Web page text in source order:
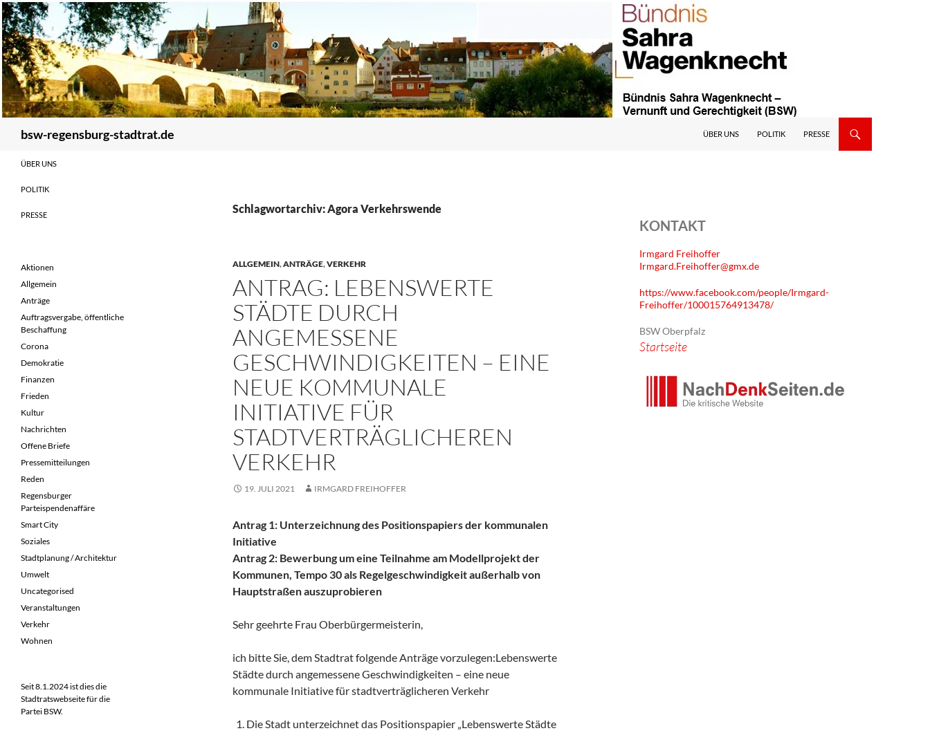
Zum
Inhalt
springen
bsw-regensburg-stadtrat.de ÜBER UNS POLITIK PRESSE
Schlagwortarchiv: Agora Verkehrswende
ALLGEMEIN,ANTRÄGE,VERKEHR
ANTRAG: LEBENSWERTE
STÄDTE DURCH
ANGEMESSENE
GESCHWINDIGKEITEN – EINE
NEUE KOMMUNALE
INITIATIVE FÜR
STADTVERTRÄGLICHEREN
VERKEHR
19. JULI 2021 IRMGARD FREIHOFFER
Antrag 1: Unterzeichnung des Positionspapiers der kommunalen
Initiative
Antrag 2: Bewerbung um eine Teilnahme am Modellprojekt der
Kommunen, Tempo 30 als Regelgeschwindigkeit außerhalb von
Hauptstraßen auszuprobieren
Sehr geehrte Frau Oberbürgermeisterin,
ich bitte Sie, dem Stadtrat folgende Anträge vorzulegen:Lebenswerte
Städte durch angemessene Geschwindigkeiten – eine neue
kommunale Initiative für stadtverträglicheren Verkehr
Die Stadt unterzeichnet das Positionspapier „Lebenswerte Städte
KONTAKT
Irmgard Freihoffer
Irmgard.Freihoffer@gmx.de
https://www.facebook.com/people/Irmgard-
Freihoffer/100015764913478/
BSW Oberpfalz
Startseite
ÜBER UNS
POLITIK
PRESSE
Aktionen
Allgemein
Anträge
Auftragsvergabe, öffentliche
Beschaffung
Corona
Demokratie
Finanzen
Frieden
Kultur
Nachrichten
Offene Briefe
Pressemitteilungen
Reden
Regensburger
Parteispendenaffäre
Smart City
Soziales
Stadtplanung / Architektur
Umwelt
Uncategorised
Veranstaltungen
Verkehr
Wohnen
Seit 8.1.2024 ist dies die
Stadtratswebseite für die
Partei BSW.